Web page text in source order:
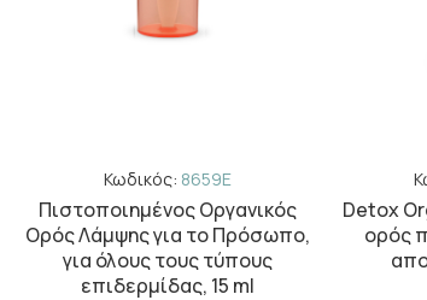
Κωδικός: 8659E
Πιστοποιημένος Οργανικός
Ορός Λάμψης για το Πρόσωπο,
για όλους τους τύπους
επιδερμίδας, 15 ml
Detox
ορός